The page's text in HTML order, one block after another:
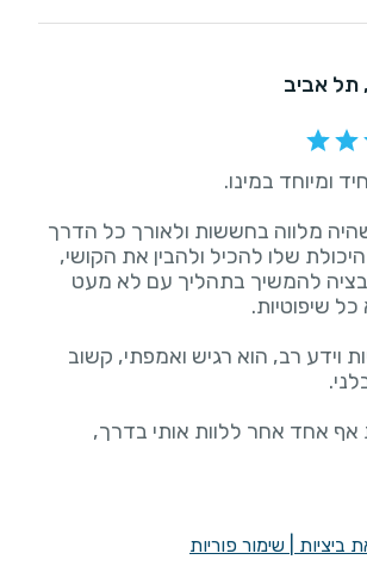
, תל אביב
מלווה בחששות ולאורך כל הדרך
שלו להכיל ולהבין את הקושי,
להמשיך בתהליך עם לא מעט
וידע רב, הוא רגיש ואמפתי, קשוב
אף אחד אחר ללוות אותי בדרך,
ביציות שימור פוריות